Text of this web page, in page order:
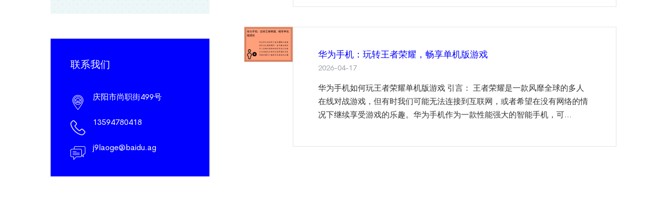
华为手机：玩转王者荣耀，畅享单机版游戏
2026-04-17
华为手机如何玩王者荣耀单机版游戏 引言： 王者荣耀是一款风靡全球的多人
在线对战游戏，但有时我们可能无法连接到互联网，或者希望在没有网络的情
况下继续享受游戏的乐趣。华为手机作为一款性能强大的智能手机，可...
联系我们
庆阳市尚职街499号
13594780418
j9laoge@baidu.ag